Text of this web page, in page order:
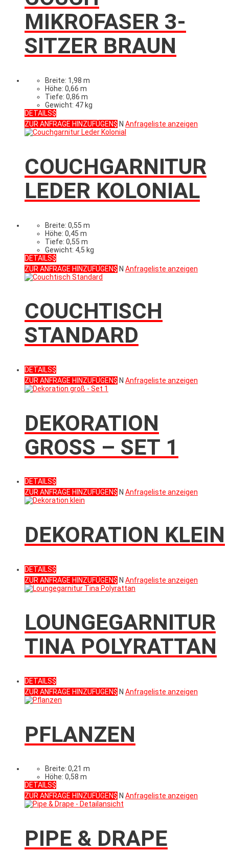
MIKROFASER 3-
SITZER BRAUN
Breite: 1,98 m
Höhe: 0,66 m
Tiefe: 0,86 m
Gewicht: 47 kg
DETAILS
ZUR ANFRAGE HINZUFÜGEN
N Anfrageliste anzeigen
COUCHGARNITUR
LEDER KOLONIAL
Breite: 0,55 m
Höhe: 0,45 m
Tiefe: 0,55 m
Gewicht: 4,5 kg
DETAILS
ZUR ANFRAGE HINZUFÜGEN
N Anfrageliste anzeigen
COUCHTISCH
STANDARD
DETAILS
ZUR ANFRAGE HINZUFÜGEN
N Anfrageliste anzeigen
DEKORATION
GROSS – SET 1
DETAILS
ZUR ANFRAGE HINZUFÜGEN
N Anfrageliste anzeigen
DEKORATION KLEIN
DETAILS
ZUR ANFRAGE HINZUFÜGEN
N Anfrageliste anzeigen
LOUNGEGARNITUR
TINA POLYRATTAN
DETAILS
ZUR ANFRAGE HINZUFÜGEN
N Anfrageliste anzeigen
PFLANZEN
Breite: 0,21 m
Höhe: 0,58 m
DETAILS
ZUR ANFRAGE HINZUFÜGEN
N Anfrageliste anzeigen
PIPE & DRAPE